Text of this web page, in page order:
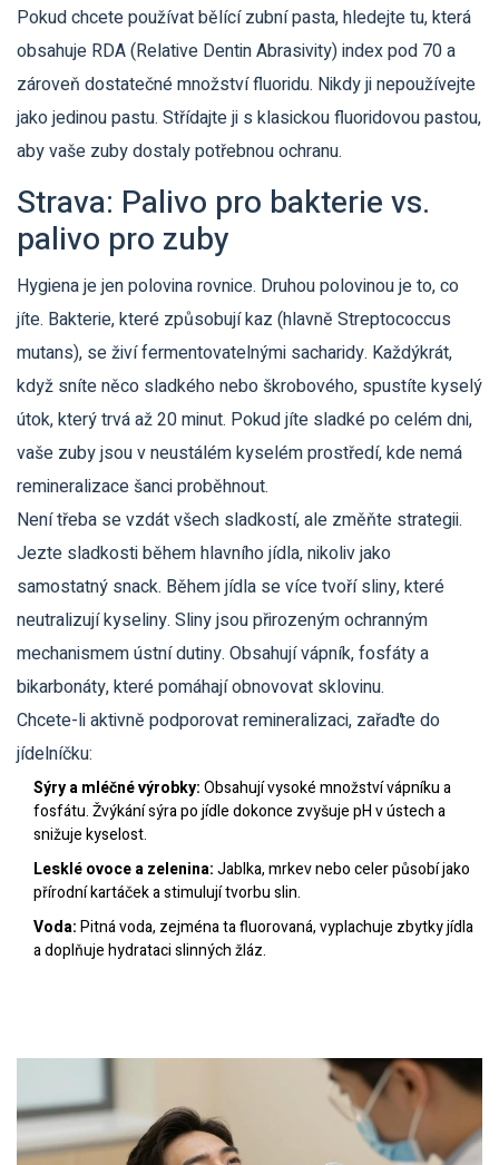
Pokud chcete používat bělící zubní pasta, hledejte tu, která
obsahuje RDA (Relative Dentin Abrasivity) index pod 70 a
zároveň dostatečné množství fluoridu. Nikdy ji nepoužívejte
jako jedinou pastu. Střídajte ji s klasickou fluoridovou pastou,
aby vaše zuby dostaly potřebnou ochranu.
Strava: Palivo pro bakterie vs.
palivo pro zuby
Hygiena je jen polovina rovnice. Druhou polovinou je to, co
jíte. Bakterie, které způsobují kaz (hlavně Streptococcus
mutans), se živí fermentovatelnými sacharidy. Každýkrát,
když sníte něco sladkého nebo škrobového, spustíte kyselý
útok, který trvá až 20 minut. Pokud jíte sladké po celém dni,
vaše zuby jsou v neustálém kyselém prostředí, kde nemá
remineralizace šanci proběhnout.
Není třeba se vzdát všech sladkostí, ale změňte strategii.
Jezte sladkosti během hlavního jídla, nikoliv jako
samostatný snack. Během jídla se více tvoří sliny, které
neutralizují kyseliny. Sliny jsou přirozeným ochranným
mechanismem ústní dutiny. Obsahují vápník, fosfáty a
bikarbonáty, které pomáhají obnovovat sklovinu.
Chcete-li aktivně podporovat remineralizaci, zařaďte do
jídelníčku:
Sýry a mléčné výrobky:Obsahují vysoké množství vápníku a
fosfátu. Žvýkání sýra po jídle dokonce zvyšuje pH v ústech a
snižuje kyselost.
Lesklé ovoce a zelenina:Jablka, mrkev nebo celer působí jako
přírodní kartáček a stimulují tvorbu slin.
Voda:Pitná voda, zejména ta fluorovaná, vyplachuje zbytky jídla
a doplňuje hydrataci slinných žláz.